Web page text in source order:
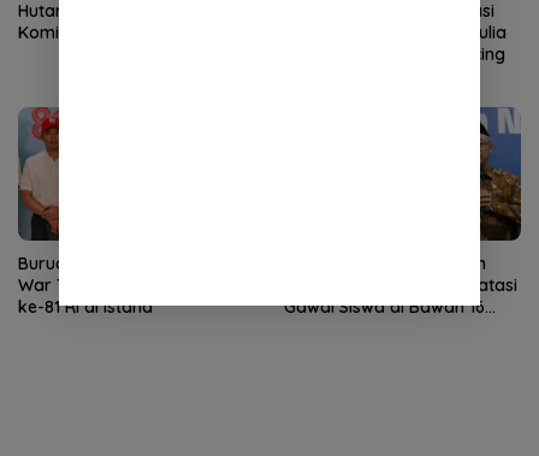
Hutama Karya Tegaskan
Komitmen Zero ODOL
Wakapolri Dorong Inovasi
Personel, Bripda Putra Aulia
Jadi Teladan Green Policing
Buruan Daftar! Istana Buka
War Tiket Ikuti Upacara HUT
ke-81 RI di Istana
Mendikdasmen Terbitkan
Aturan Sekolah Aman, Batasi
Gawai Siswa di Bawah 16